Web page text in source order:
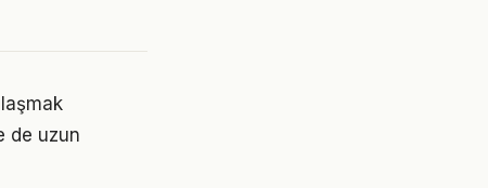
de uzun